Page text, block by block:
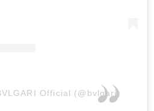
Official (@bvlgari)